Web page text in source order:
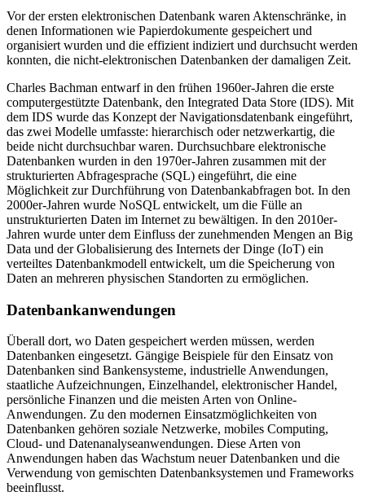
Vor der ersten elektronischen Datenbank waren Aktenschränke, in
denen Informationen wie Papierdokumente gespeichert und
organisiert wurden und die effizient indiziert und durchsucht werden
konnten, die nicht-elektronischen Datenbanken der damaligen Zeit.
Charles Bachman entwarf in den frühen 1960er-Jahren die erste
computergestützte Datenbank, den Integrated Data Store (IDS). Mit
dem IDS wurde das Konzept der Navigationsdatenbank eingeführt,
das zwei Modelle umfasste: hierarchisch oder netzwerkartig, die
beide nicht durchsuchbar waren. Durchsuchbare elektronische
Datenbanken wurden in den 1970er-Jahren zusammen mit der
strukturierten Abfragesprache (SQL) eingeführt, die eine
Möglichkeit zur Durchführung von Datenbankabfragen bot. In den
2000er-Jahren wurde NoSQL entwickelt, um die Fülle an
unstrukturierten Daten im Internet zu bewältigen. In den 2010er-
Jahren wurde unter dem Einfluss der zunehmenden Mengen an Big
Data und der Globalisierung des Internets der Dinge (IoT) ein
verteiltes Datenbankmodell entwickelt, um die Speicherung von
Daten an mehreren physischen Standorten zu ermöglichen.
Datenbankanwendungen
Überall dort, wo Daten gespeichert werden müssen, werden
Datenbanken eingesetzt. Gängige Beispiele für den Einsatz von
Datenbanken sind Bankensysteme, industrielle Anwendungen,
staatliche Aufzeichnungen, Einzelhandel, elektronischer Handel,
persönliche Finanzen und die meisten Arten von Online-
Anwendungen. Zu den modernen Einsatzmöglichkeiten von
Datenbanken gehören soziale Netzwerke, mobiles Computing,
Cloud- und Datenanalyseanwendungen. Diese Arten von
Anwendungen haben das Wachstum neuer Datenbanken und die
Verwendung von gemischten Datenbanksystemen und Frameworks
beeinflusst.